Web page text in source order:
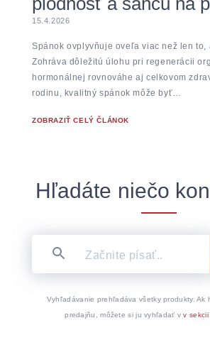
15.4.2026
Spánok ovplyvňuje oveľa viac než len to,
Zohráva dôležitú úlohu pri regenerácii
hormonálnej rovnováhe aj celkovom
rodinu, kvalitný spánok môže byť…
ZOBRAZIŤ CELÝ ČLÁNOK
Hľadáte niečo
Vyhľadávanie prehľadáva všetky produkty. Ak
predajňu, môžete si ju vyhľadať vv sekcii